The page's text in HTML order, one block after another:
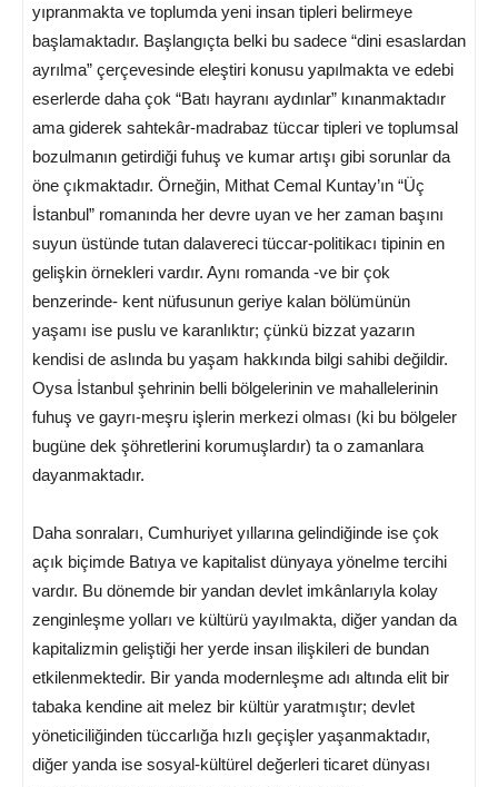
yıpranmakta ve toplumda yeni insan tipleri belirmeye
başlamaktadır. Başlangıçta belki bu sadece “dini esaslardan
ayrılma” çerçevesinde eleştiri konusu yapılmakta ve edebi
eserlerde daha çok “Batı hayranı aydınlar” kınanmaktadır
ama giderek sahtekâr-madrabaz tüccar tipleri ve toplumsal
bozulmanın getirdiği fuhuş ve kumar artışı gibi sorunlar da
öne çıkmaktadır. Örneğin, Mithat Cemal Kuntay’ın “Üç
İstanbul” romanında her devre uyan ve her zaman başını
suyun üstünde tutan dalavereci tüccar-politikacı tipinin en
gelişkin örnekleri vardır. Aynı romanda -ve bir çok
benzerinde- kent nüfusunun geriye kalan bölümünün
yaşamı ise puslu ve karanlıktır; çünkü bizzat yazarın
kendisi de aslında bu yaşam hakkında bilgi sahibi değildir.
Oysa İstanbul şehrinin belli bölgelerinin ve mahallelerinin
fuhuş ve gayrı-meşru işlerin merkezi olması (ki bu bölgeler
bugüne dek şöhretlerini korumuşlardır) ta o zamanlara
dayanmaktadır.
Daha sonraları, Cumhuriyet yıllarına gelindiğinde ise çok
açık biçimde Batıya ve kapitalist dünyaya yönelme tercihi
vardır. Bu dönemde bir yandan devlet imkânlarıyla kolay
zenginleşme yolları ve kültürü yayılmakta, diğer yandan da
kapitalizmin geliştiği her yerde insan ilişkileri de bundan
etkilenmektedir. Bir yanda modernleşme adı altında elit bir
tabaka kendine ait melez bir kültür yaratmıştır; devlet
yöneticiliğinden tüccarlığa hızlı geçişler yaşanmaktadır,
diğer yanda ise sosyal-kültürel değerleri ticaret dünyası